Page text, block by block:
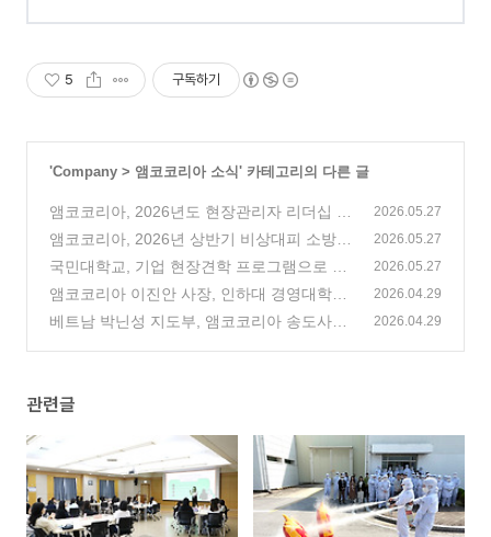
5 구독하기
'Company > 앰코코리아 소식' 카테고리의 다른 글
앰코코리아, 2026년도 현장관리자 리더십 프
로그램(LDP) 실시
(0)
2026.05.27
앰코코리아, 2026년 상반기 비상대피 소방훈
련 실시
(2)
2026.05.27
국민대학교, 기업 현장견학 프로그램으로 앰
코코리아 송도사업장 방문
(1)
2026.05.27
앰코코리아 이진안 사장, 인하대 경영대학원
특강 진행
(0)
2026.04.29
베트남 박닌성 지도부, 앰코코리아 송도사업
2026.04.29
관련글